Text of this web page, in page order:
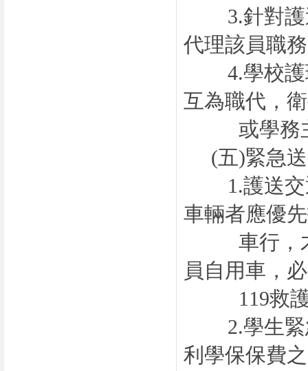
3.針對
代理該員職
4.學校
互為職代，
或學務主
(五)緊急
1.護送
車輛者應優
車行，才
員自用車，
119救
2.學生
利學保保費